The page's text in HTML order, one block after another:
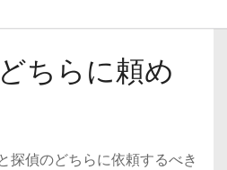
ちらに頼め
探偵のどちらに依頼するべき